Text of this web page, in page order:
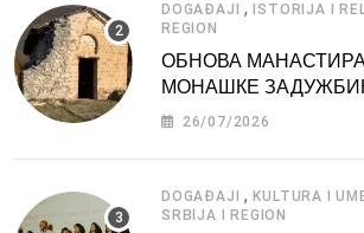
DOGAĐAJI , ISTORIJA I
REGION
ОБНОВА
МОНАШКЕ
СРБИЈЕ
26/07/2026
DOGAĐAJI ,KULTURA I
SRBIJA I REGION